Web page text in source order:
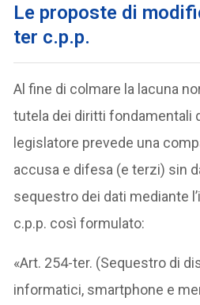
Le proposte di
ter c.p.p.
Al fine di colmare la lacuna
tutela dei diritti fondamentali
legislatore prevede una
accusa e difesa (e terzi) sin
sequestro dei dati mediante
c.p.p. così formulato:
«Art. 254-ter. (Sequestro di
informatici, smartphone e